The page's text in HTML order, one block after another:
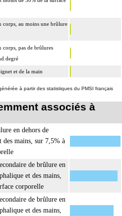
corps, au moins une brûlure
corps, pas de brûlures
degré
et de la main
à partir des statistiques du PMSI français
associés à
en dehors de
des mains, sur 7,5% à
de brûlure en
et des mains,
corporelle
de brûlure en
et des mains,